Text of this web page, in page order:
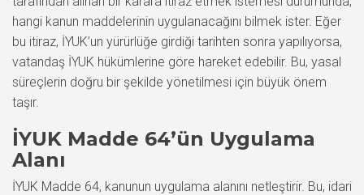
hangi kanun maddelerinin uygulanacağını bilmek ister. Eğer
bu itiraz, İYUK’un yürürlüğe girdiği tarihten sonra yapılıyorsa,
vatandaş İYUK hükümlerine göre hareket edebilir. Bu, yasal
süreçlerin doğru bir şekilde yönetilmesi için büyük önem
taşır.
İYUK Madde 64’ün Uygulama
Alanı
İYUK Madde 64, kanunun uygulama alanını netleştirir. Bu, idari